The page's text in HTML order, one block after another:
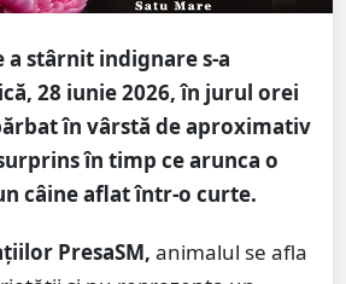
a stârnit indignare s-a
28 iunie 2026, în jurul orei
în vârstă de aproximativ
în timp ce arunca o
câine aflat într-o curte.
PresaSM, animalul se afla